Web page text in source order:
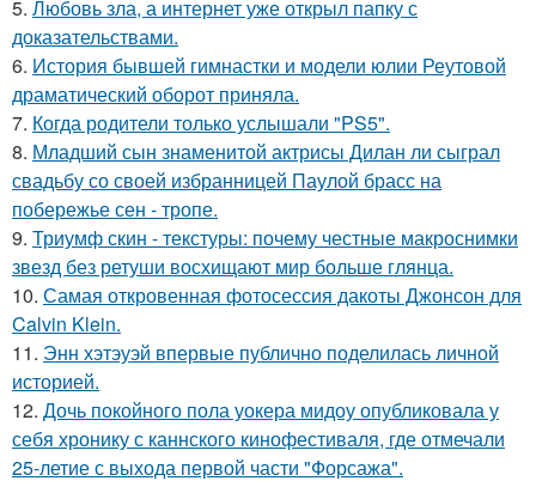
5. Любовь зла, а интернет уже открыл папку с
доказательствами.
6. История бывшей гимнастки и модели юлии Реутовой
драматический оборот приняла.
7. Когда родители только услышали "PS5".
8. Младший сын знаменитой актрисы Дилан ли сыграл
свадьбу со своей избранницей Паулой брасс на
побережье сен - тропе.
9. Триумф скин - текстуры: почему честные макроснимки
звезд без ретуши восхищают мир больше глянца.
10. Самая откровенная фотосессия дакоты Джонсон для
Calvin Klein.
11. Энн хэтэуэй впервые публично поделилась личной
историей.
12. Дочь покойного пола уокера мидоу опубликовала у
себя хронику с каннского кинофестиваля, где отмечали
25-летие с выхода первой части "Форсажа".